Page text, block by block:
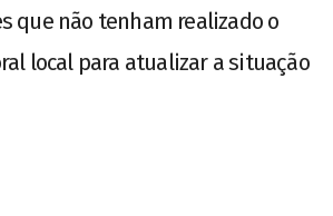
que não tenham realizado o
local para atualizar a situação